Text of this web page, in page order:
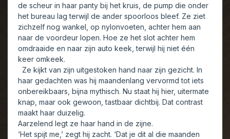
de scheur in haar panty bij het kruis, de pump die onder
het bureau lag terwijl de ander spoorloos bleef. Ze ziet
zichzelf nog wankel, op nylonvoeten, achter hem aan
naar de voordeur lopen. Hoe ze het slot achter hem
omdraaide en naar zijn auto keek, terwijl hij niet één
keer omkeek.
Ze kijkt van zijn uitgestoken hand naar zijn gezicht. In
haar gedachten was hij maandenlang vervormd tot iets
onbereikbaars, bijna mythisch. Nu staat hij hier, uitermate
knap, maar ook gewoon, tastbaar dichtbij. Dat contrast
maakt haar duizelig.
Aarzelend legt ze haar hand in de zijne.
‘Het spijt me,’ zegt hij zacht. ‘Dat je dit al die maanden